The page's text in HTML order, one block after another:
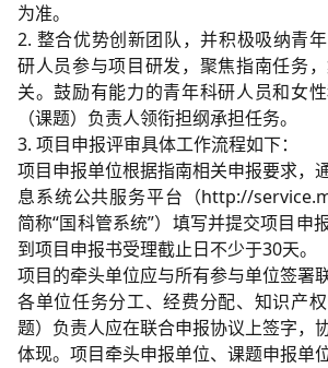
为准。
2. 整合优势创新团队，并积极吸纳青
研人员参与项目研发，聚焦指南任务
关。鼓励有能力的青年科研人员和女
（课题）负责人领衔担纲承担任务。
3. 项目申报评审具体工作流程如下：
项目申报单位根据指南相关申报要求，
息系统公共服务平台（http://
简称“国科管系统”）填写并提交项目申
到项目申报书受理截止日不少于30天。
项目的牵头单位应与所有参与单位签署
各单位任务分工、经费分配、知识产
题）负责人应在联合申报协议上签字，
体现。项目牵头申报单位、课题申报单